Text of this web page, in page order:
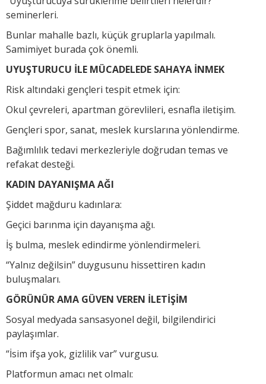
seminerleri.
Bunlar mahalle bazlı, küçük gruplarla yapılmalı.
Samimiyet burada çok önemli.
UYUŞTURUCU İLE MÜCADELEDE SAHAYA İNMEK
Risk altındaki gençleri tespit etmek için:
Okul çevreleri, apartman görevlileri, esnafla iletişim.
Gençleri spor, sanat, meslek kurslarına yönlendirme.
Bağımlılık tedavi merkezleriyle doğrudan temas ve
refakat desteği.
KADIN DAYANIŞMA AĞI
Şiddet mağduru kadınlara:
Geçici barınma için dayanışma ağı.
İş bulma, meslek edindirme yönlendirmeleri.
“Yalnız değilsin” duygusunu hissettiren kadın
buluşmaları.
GÖRÜNÜR AMA GÜVEN VEREN İLETİŞİM
Sosyal medyada sansasyonel değil, bilgilendirici
paylaşımlar.
“İsim ifşa yok, gizlilik var” vurgusu.
Platformun amacı net olmalı: